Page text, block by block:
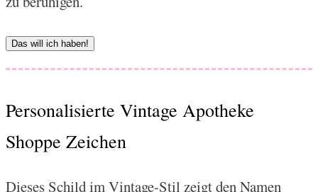
Das will ich haben!
Personalisierte Vintage Apotheke
Shoppe Zeichen
Dieses Schild im Vintage-Stil zeigt den Namen